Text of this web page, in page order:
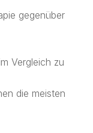
gegenüber
Vergleich zu
die meisten